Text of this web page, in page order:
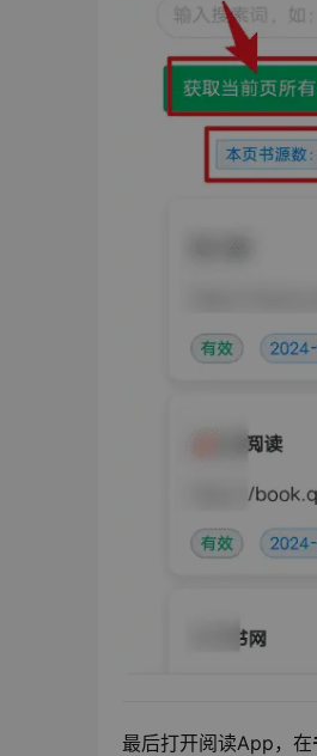
最后打开阅读App，在